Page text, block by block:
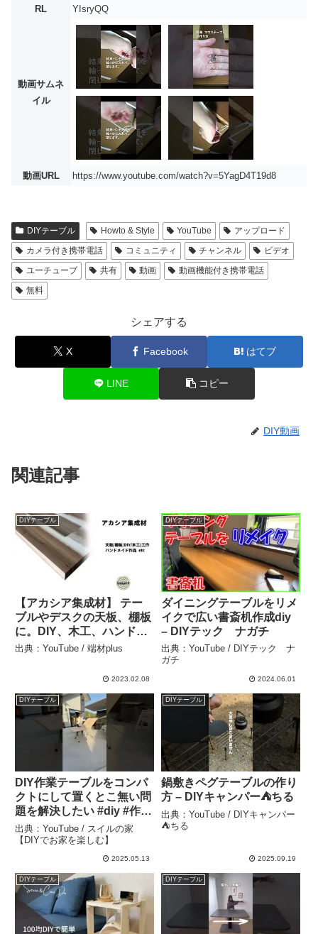
RL
YIsryQQ
動画サムネ
イル
動画URL https://www.youtube.com/watch?v=5YagD4T19d8
DIYテーブル Howto & Style YouTube
アップロード
カメラ付き携帯電話
コミュニティ チャンネル
ビデオ
ユーチューブ
共有 動画
動画機能付き携帯電話
無料
シェアする
X Facebook はてブ
LINE コピー
DIY動画
関連記事
DIYテーブル
【アカシア集成材】 テー
ブルやデスクの天板、棚板
に。DIY、木工、ハンドメ
イド作品に。ベトナム産ア
出典：YouTube / 端材plus
2023.02.08
DIYテーブル
ダイニングテーブルをリメ
イクで広い書斎机作成diy
– DIYテック ナガチ
出典：YouTube / DIYテック ナ
ガチ
2024.06.01
DIYテーブル
DIY作業テーブルをコンパ
クトにして置くとこ無い問
題を解決したい #diy #作業
台 #合板 – スイルの家
【DIYでお家を楽しむ】
出典：YouTube / スイルの家
【DIYでお家を楽しむ】
2025.05.13
DIYテーブル
鍋敷きペグテーブルの作り
方 – DIYキャンパー⛺️ちる
出典：YouTube / DIYキャンパー
⛺️ちる
2025.09.19
DIYテーブル DIYテーブル